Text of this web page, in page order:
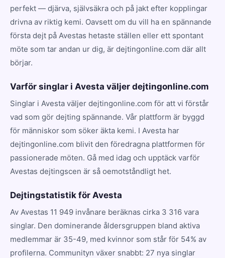
perfekt — djärva, självsäkra och på jakt efter kopplingar
drivna av riktig kemi. Oavsett om du vill ha en spännande
första dejt på Avestas hetaste ställen eller ett spontant
möte som tar andan ur dig, är dejtingonline.com där allt
börjar.
Varför singlar i Avesta väljer dejtingonline.com
Singlar i Avesta väljer dejtingonline.com för att vi förstår
vad som gör dejting spännande. Vår plattform är byggd
för människor som söker äkta kemi. I Avesta har
dejtingonline.com blivit den föredragna plattformen för
passionerade möten. Gå med idag och upptäck varför
Avestas dejtingscen är så oemotståndligt het.
Dejtingstatistik för Avesta
Av Avestas 11 949 invånare beräknas cirka 3 316 vara
singlar. Den dominerande åldersgruppen bland aktiva
medlemmar är 35-49, med kvinnor som står för 54% av
profilerna. Communityn växer snabbt: 27 nya singlar